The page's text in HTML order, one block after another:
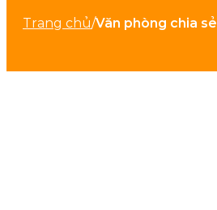
Trang chủ/Văn phòng chia sẻ